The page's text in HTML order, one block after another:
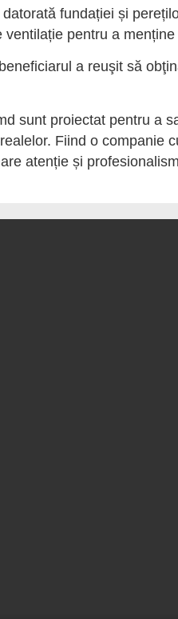
fundației și
pentru a
a reuşit să
sunt proiectat pentru a
Fiind o companie
atenție și